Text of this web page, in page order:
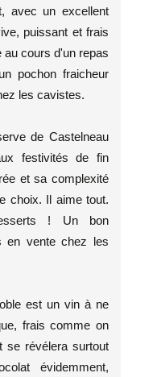
avec un excellent
puissant et frais
au cours d'un repas
pochon fraicheur
les cavistes.
de Castelneau
festivités de fin
et sa complexité
choix. Il aime tout.
! Un bon
en vente chez les
est un vin à ne
frais comme on
se révélera surtout
évidemment,